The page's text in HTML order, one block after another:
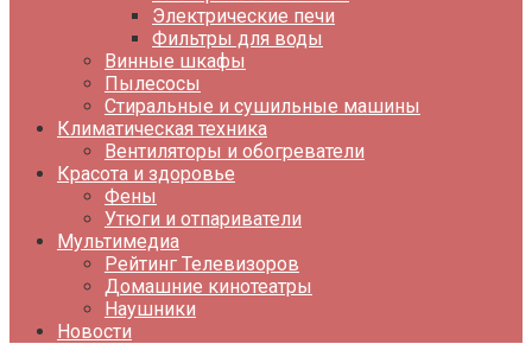
Электрические печи
Фильтры для воды
Винные шкафы
Пылесосы
Стиральные и сушильные машины
Климатическая техника
Вентиляторы и обогреватели
Красота и здоровье
Фены
Утюги и отпариватели
Мультимедиа
Рейтинг Телевизоров
Домашние кинотеатры
Наушники
Новости